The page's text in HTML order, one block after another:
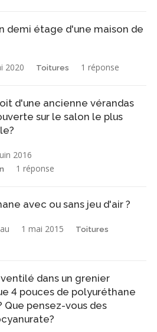
demi étage d'une maison de
2020 Toitures 1 réponse
d'une ancienne vérandas
sur le salon le plus
2016
1 réponse
avec ou sans jeu d'air ?
1 mai 2015 Toitures
dans un grenier
4 pouces de polyuréthane
Que pensez-vous des